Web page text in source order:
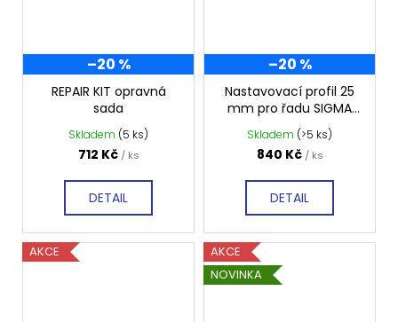
–20 %
REPAIR KIT opravná
sada
Skladem (5 ks)
712 Kč / ks
DETAIL
–20 %
Nastavovací profil 25
mm pro řadu SIGMA
SIMPLY
Skladem (>5 ks)
840 Kč / ks
DETAIL
AKCE
AKCE
NOVINKA